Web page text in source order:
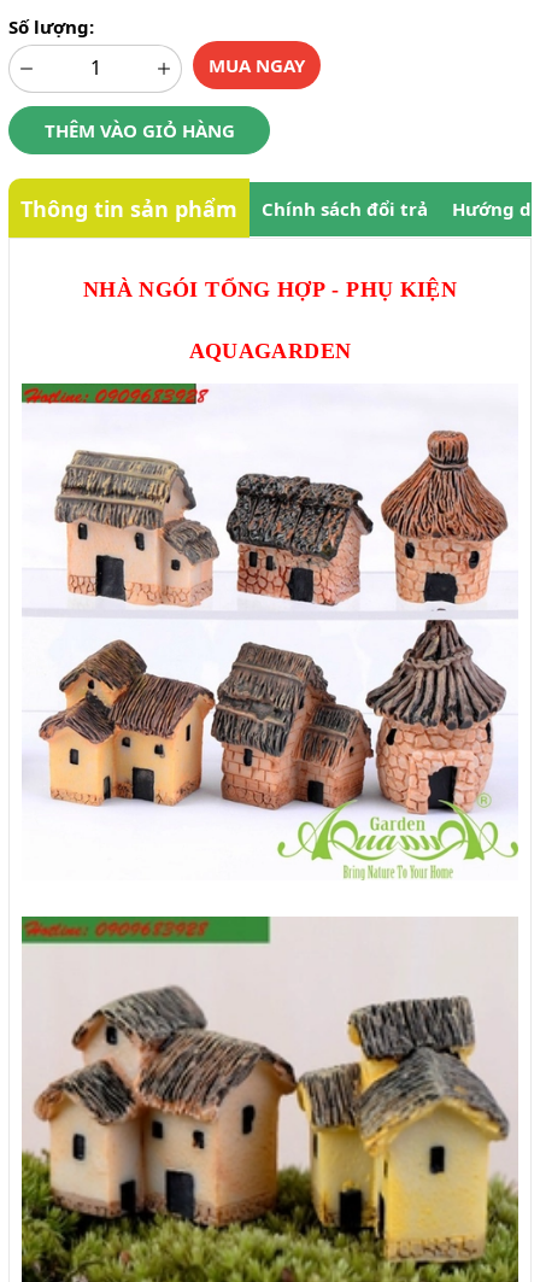
Số lượng:
MUA NGAY
THÊM VÀO GIỎ HÀNG
Thông tin sản phẩm Chính sách đổi trả Hướng
NHÀ NGÓI TỔNG HỢP - PHỤ KIỆN
AQUAGARDEN